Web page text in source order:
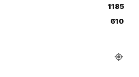
1185
610